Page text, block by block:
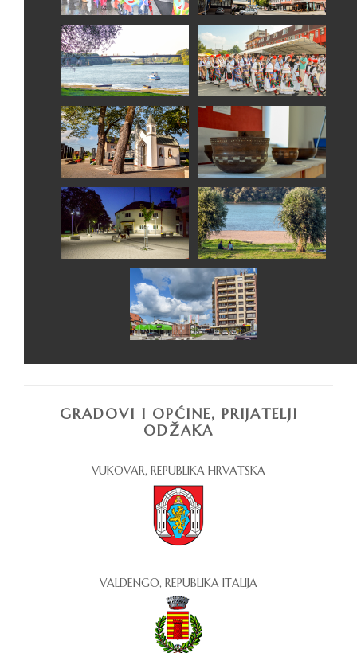
GRADOVI I OPĆINE, PRIJATELJI
ODŽAKA
VUKOVAR, REPUBLIKA HRVATSKA
VALDENGO, REPUBLIKA ITALIJA